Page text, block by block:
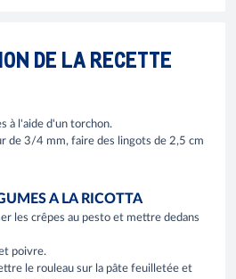
DE LA RECETTE
à l'aide d'un torchon.
de 3/4 mm, faire des lingots de 2,5 cm
A LA RICOTTA
les crêpes au pesto et mettre dedans
poivre.
le rouleau sur la pâte feuilletée et